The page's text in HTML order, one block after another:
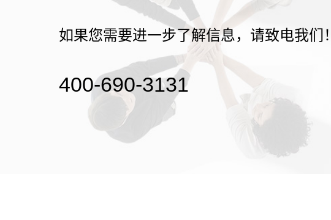
如果您需要进一步了解信息，请致电我们！
400-690-3131